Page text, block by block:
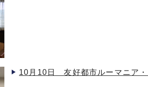
10月10日 友好都市ルーマニア